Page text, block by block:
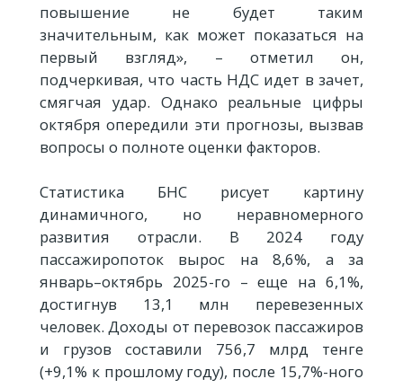
повышение не будет таким
значительным, как может показаться на
первый взгляд», – отметил он,
подчеркивая, что часть НДС идет в зачет,
смягчая удар. Однако реальные цифры
октября опередили эти прогнозы, вызвав
вопросы о полноте оценки факторов.
Статистика БНС рисует картину
динамичного, но неравномерного
развития отрасли. В 2024 году
пассажиропоток вырос на 8,6%, а за
январь–октябрь 2025-го – еще на 6,1%,
достигнув 13,1 млн перевезенных
человек. Доходы от перевозок пассажиров
и грузов составили 756,7 млрд тенге
(+9,1% к прошлому году), после 15,7%-ного